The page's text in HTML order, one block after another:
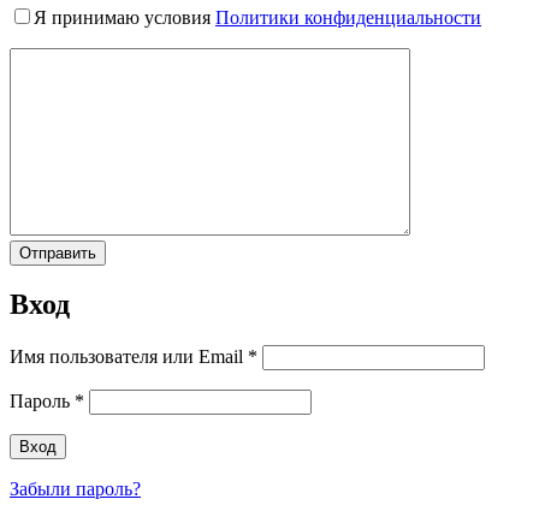
Я принимаю условия Политики конфиденциальности
Вход
Имя пользователя или Email *
Пароль *
Забыли пароль?